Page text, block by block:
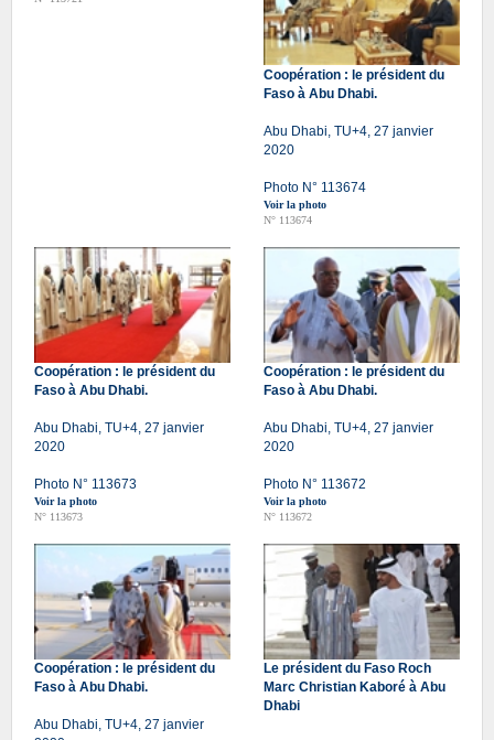
Coopération : le président du
Faso à Abu Dhabi.
Abu Dhabi, TU+4, 27 janvier
2020
Photo N° 113674
Voir la photo
N° 113674
Coopération : le président du
Faso à Abu Dhabi.
Abu Dhabi, TU+4, 27 janvier
2020
Photo N° 113673
Voir la photo
N° 113673
Coopération : le président du
Faso à Abu Dhabi.
Abu Dhabi, TU+4, 27 janvier
2020
Photo N° 113672
Voir la photo
N° 113672
Coopération : le président du
Faso à Abu Dhabi.
Abu Dhabi, TU+4, 27 janvier
Le président du Faso Roch
Marc Christian Kaboré à Abu
Dhabi